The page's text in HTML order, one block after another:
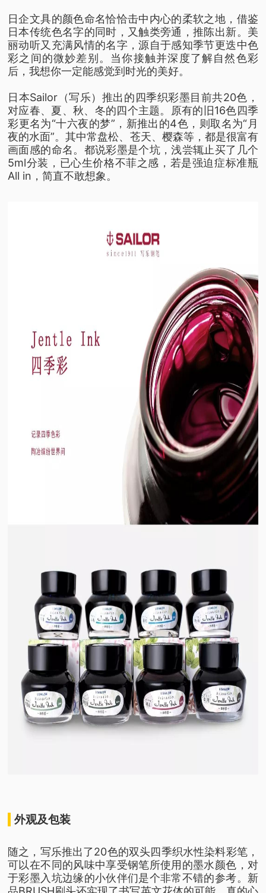
日企文具的颜色命名恰恰击中内心的柔软之地，借鉴
日本传统色名字的同时，又触类旁通，推陈出新。美
丽动听又充满风情的名字，源自于感知季节更迭中色
彩之间的微妙差别。当你接触并深度了解自然色彩
后，我想你一定能感觉到时光的美好。
日本Sailor（写乐）推出的四季织彩墨目前共20色，
对应春、夏、秋、冬的四个主题。原有的旧16色四季
彩更名为“十六夜的梦”，新推出的4色，则取名为“月
夜的水面”。其中常盘松、苍天、樱森等，都是很富有
画面感的命名。都说彩墨是个坑，浅尝辄止买了几个
5ml分装，已心生价格不菲之感，若是强迫症标准瓶
All in，简直不敢想象。
外观及包装
随之，写乐推出了20色的双头四季织水性染料彩笔，
可以在不同的风味中享受钢笔所使用的墨水颜色，对
于彩墨入坑边缘的小伙伴们是个非常不错的参考。新